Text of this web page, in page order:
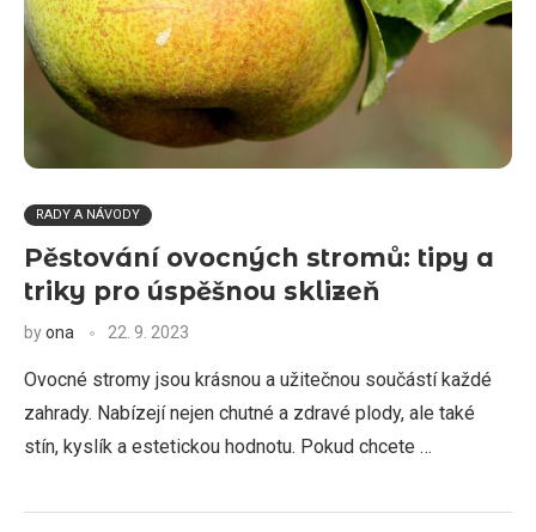
RADY A NÁVODY
Pěstování ovocných stromů: tipy a
triky pro úspěšnou sklizeň
byona 22. 9. 2023
Ovocné stromy jsou krásnou a užitečnou součástí každé
zahrady. Nabízejí nejen chutné a zdravé plody, ale také
stín, kyslík a estetickou hodnotu. Pokud chcete …